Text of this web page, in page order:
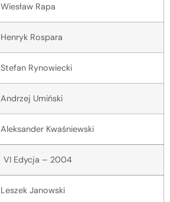
Wiesław Rapa
Henryk Rospara
Stefan Rynowiecki
Andrzej Umiński
Aleksander Kwaśniewski
VI Edycja – 2004
Leszek Janowski